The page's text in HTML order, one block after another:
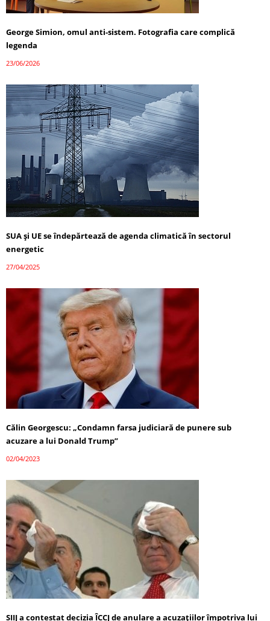
George Simion, omul anti-sistem. Fotografia care complică
legenda
23/06/2026
SUA și UE se îndepărtează de agenda climatică în sectorul
energetic
27/04/2025
Călin Georgescu: „Condamn farsa judiciară de punere sub
acuzare a lui Donald Trump”
02/04/2023
SIIJ a contestat decizia ÎCCJ de anulare a acuzaţiilor împotriva lui